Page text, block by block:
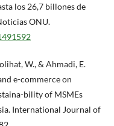
los 26,7 billones de
ONU.
W., & Ahmadi, E.
e-commerce on
bility of MSMEs
International Journal of